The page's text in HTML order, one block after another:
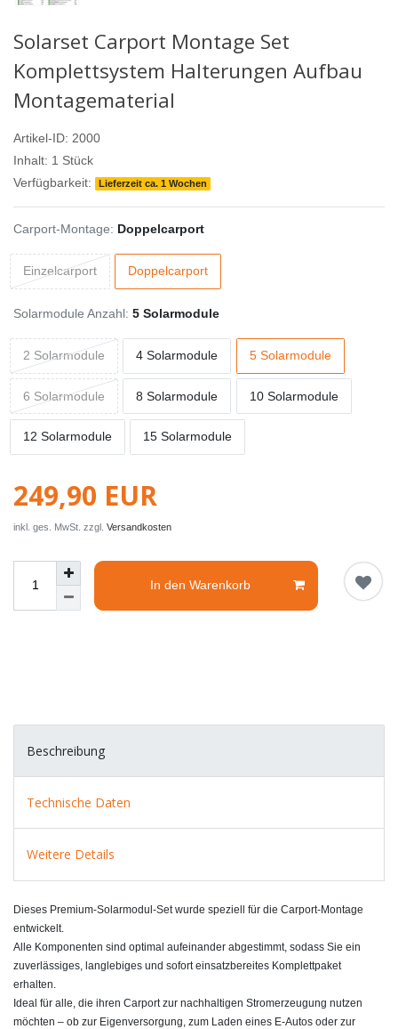
Solarset Carport Montage Set
Komplettsystem Halterungen Aufbau
Montagematerial
Artikel-ID: 2000
Inhalt: 1 Stück
Verfügbarkeit:
Lieferzeit ca. 1 Wochen
Carport-Montage: Doppelcarport
Einzelcarport Doppelcarport
Solarmodule Anzahl: 5 Solarmodule
2 Solarmodule 4 Solarmodule 5 Solarmodule
6 Solarmodule 8 Solarmodule 10 Solarmodule
12 Solarmodule 15 Solarmodule
249,90 EUR
inkl. ges. MwSt. zzgl. Versandkosten
In den Warenkorb
Beschreibung
Technische Daten
Weitere Details
Dieses Premium‑Solarmodul‑Set wurde speziell für die Carport‑Montage
entwickelt.
Alle Komponenten sind optimal aufeinander abgestimmt, sodass Sie ein
zuverlässiges, langlebiges und sofort einsatzbereites Komplettpaket
erhalten.
Ideal für alle, die ihren Carport zur nachhaltigen Stromerzeugung nutzen
möchten – ob zur Eigenversorgung, zum Laden eines E‑Autos oder zur